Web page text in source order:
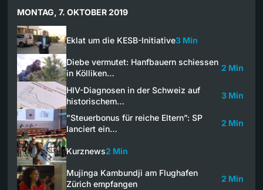
MONTAG, 7. OKTOBER 2019
Eklat um die KESB-Initiative3 Min
Diebe vermutet: Hanfbauern schiessen
in Kölliken…
2 Min
HIV-Diagnosen in der Schweiz auf
historischem…
3 Min
”Steuerbonus für reiche Eltern”: SP
lanciert ein…
2 Min
Kurznews2 Min
Mujinga Kambundji am Flughafen
Zürich empfangen
2 Min